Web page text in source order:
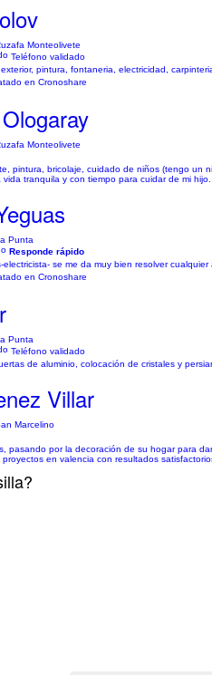
Monteolivete
Teléfono validado
pintura, fontaneria, electricidad,
en Cronoshare
Monteolivete
pintura, bricolaje, cuidado de niños (tengo
tranquila y con tiempo para cuidar de mi
Punta
Responde rápido
se me da muy bien resolver
en Cronoshare
Punta
Teléfono validado
de aluminio, colocación de cristales y
Villar
Marcelino
pasando por la decoración de su hogar para
en valencia con resultados